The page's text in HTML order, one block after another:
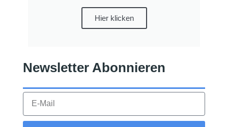
Hier klicken
Newsletter Abonnieren​